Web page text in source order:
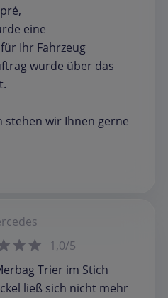
eine
Ihr Fahrzeug
wurde über das
stehen wir Ihnen gerne
1,0/5
Trier im Stich
ließ sich nicht mehr